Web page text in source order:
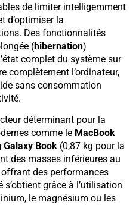
de limiter intelligemment
d’optimiser la
Des fonctionnalités
(hibernation)
complet du système sur
complètement l’ordinateur,
sans consommation
déterminant pour la
comme le MacBook
Galaxy Book (0,87 kg pour la
des masses inférieures au
des performances
grâce à l’utilisation
le magnésium ou les